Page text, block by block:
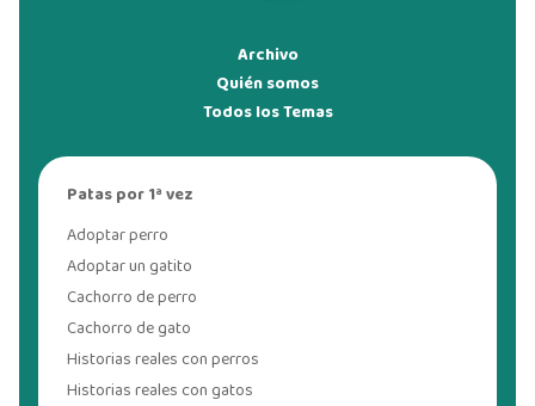
Archivo
Quién somos
Todos los Temas
Patas por 1ª vez
Adoptar perro
Adoptar un gatito
Cachorro de perro
Cachorro de gato
Historias reales con perros
Historias reales con gatos